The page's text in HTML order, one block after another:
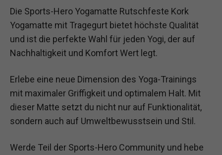
Die Sports-Hero Yogamatte Rutschfeste Kork
Yogamatte mit Tragegurt bietet höchste Qualität
und ist die perfekte Wahl für jeden Yogi, der auf
Nachhaltigkeit und Komfort Wert legt.
Erlebe eine neue Dimension des Yoga-Trainings
mit maximaler Griffigkeit und optimalem Halt. Mit
dieser Matte setzt du nicht nur auf Funktionalität,
sondern auch auf Umweltbewusstsein und Stil.
Werde Teil der Sports-Hero Community und hebe